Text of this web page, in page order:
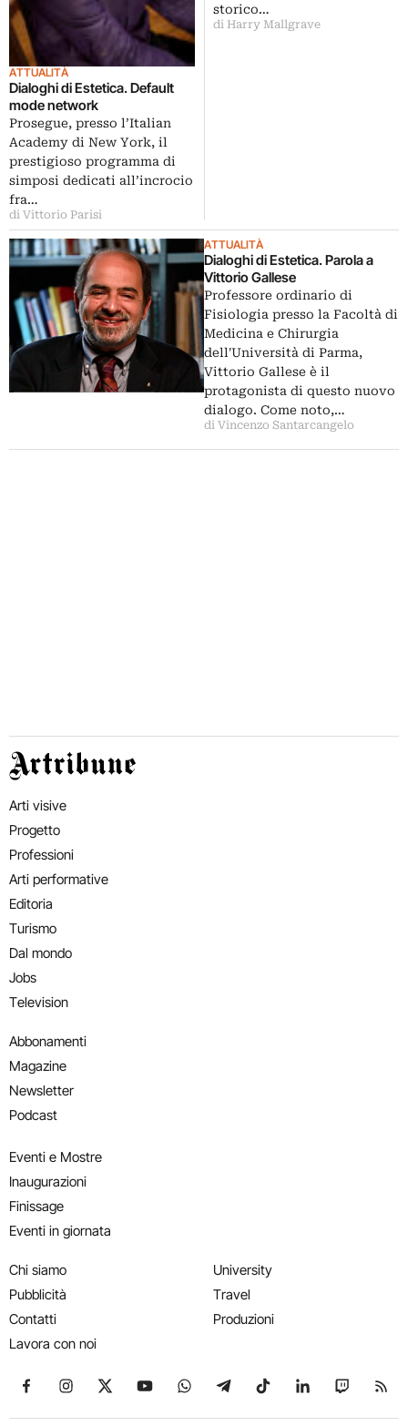
ATTUALITÀ
Dialoghi di Estetica. Default
mode network
Prosegue, presso l’Italian
Academy di New York, il
prestigioso programma di
simposi dedicati all’incrocio
fra…
di Vittorio Parisi
storico…
di Harry Mallgrave
ATTUALITÀ
Dialoghi di Estetica. Parola a
Vittorio Gallese
Professore ordinario di
Fisiologia presso la Facoltà di
Medicina e Chirurgia
dell'Università di Parma,
Vittorio Gallese è il
protagonista di questo nuovo
dialogo. Come noto,…
di Vincenzo Santarcangelo
Artribune
Arti visive
Progetto
Professioni
Arti performative
Editoria
Turismo
Dal mondo
Jobs
Television
Abbonamenti
Magazine
Newsletter
Podcast
Eventi e Mostre
Inaugurazioni
Finissage
Eventi in giornata
Chi siamo
Pubblicità
Contatti
Lavora con noi
University
Travel
Produzioni
Seguici su Facebook
Seguici su Instagram
Seguici su X
Seguici su YouTube
Seguici su WhatsApp
Seguici su Telegram
Seguici su TikTok
Seguici su
Seguici